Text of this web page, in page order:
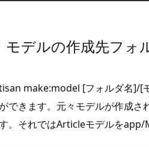
モデルの作成先フォ
make:model [フォルダ名]/[
できます。元々モデルが作成
。それではArticleモデルをapp/